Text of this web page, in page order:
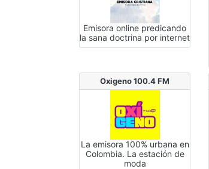
Emisora online predicando
la sana doctrina por internet
Oxigeno 100.4 FM
La emisora 100% urbana en
Colombia. La estación de
moda